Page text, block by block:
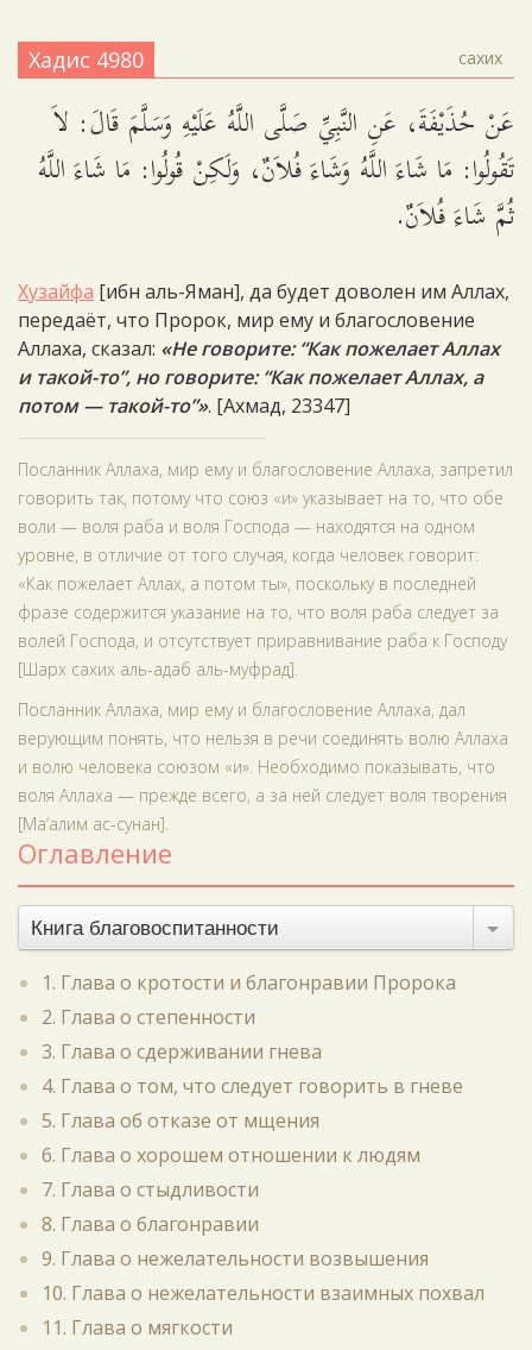
Хадис 4980 сахих
عَنْ حُذَيْفَةَ، عَنِ النَّبِيِّ صَلَّى اللَّهُ عَلَيْهِ وَسَلَّمَ قَالَ: لاَ
تَقُولُوا: مَا شَاءَ اللَّهُ وَشَاءَ فُلاَنٌ، وَلَكِنْ قُولُوا: مَا شَاءَ اللَّهُ
ثُمَّ شَاءَ فُلاَنٌ.
Хузайфа [ибн аль-Яман], да будет доволен им Аллах,
передаёт, что Пророк, мир ему и благословение
Аллаха, сказал: «Не говорите: “Как пожелает Аллах
и такой-то”, но говорите: “Как пожелает Аллах, а
потом — такой-то”». [Ахмад, 23347]
Посланник Аллаха, мир ему и благословение Аллаха, запретил
говорить так, потому что союз «и» указывает на то, что обе
воли — воля раба и воля Господа — находятся на одном
уровне, в отличие от того случая, когда человек говорит:
«Как пожелает Аллах, а потом ты», поскольку в последней
фразе содержится указание на то, что воля раба следует за
волей Господа, и отсутствует приравнивание раба к Господу
[Шарх сахих аль-адаб аль-муфрад].
Посланник Аллаха, мир ему и благословение Аллаха, дал
верующим понять, что нельзя в речи соединять волю Аллаха
и волю человека союзом «и». Необходимо показывать, что
воля Аллаха — прежде всего, а за ней следует воля творения
[Ма‘алим ас-сунан].
Оглавление
Книга благовоспитанности
1. Глава о кротости и благонравии Пророка
2. Глава о степенности
3. Глава о сдерживании гнева
4. Глава о том, что следует говорить в гневе
5. Глава об отказе от мщения
6. Глава о хорошем отношении к людям
7. Глава о стыдливости
8. Глава о благонравии
9. Глава о нежелательности возвышения
10. Глава о нежелательности взаимных похвал
11. Глава о мягкости